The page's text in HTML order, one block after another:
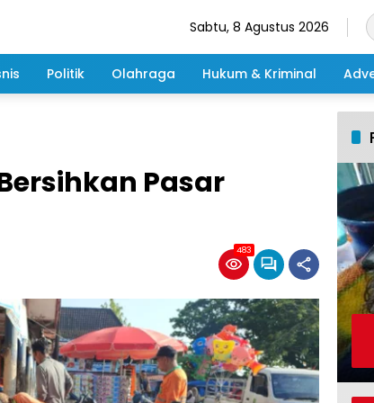
Sabtu, 8 Agustus 2026
Politik Olahraga Hukum & Kriminal
Pasar
483